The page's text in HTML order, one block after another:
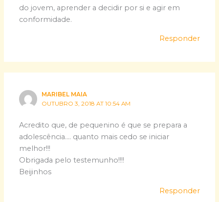
do jovem, aprender a decidir por si e agir em
conformidade.
Responder
MARIBEL MAIA
OUTUBRO 3, 2018 AT 10:54 AM
Acredito que, de pequenino é que se prepara a
adolescência…. quanto mais cedo se iniciar
melhor!!!
Obrigada pelo testemunho!!!!
Beijinhos
Responder